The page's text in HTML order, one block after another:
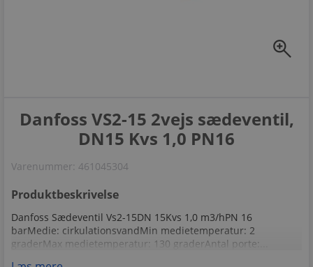
zoom_in
Danfoss VS2-15 2vejs sædeventil,
DN15 Kvs 1,0 PN16
Varenummer: 461045304
Produktbeskrivelse
Danfoss Sædeventil Vs2-15DN 15Kvs 1,0 m3/hPN 16
barMedie: cirkulationsvandMin medietemperatur: 2
graderMax medietemperatur: 130 graderAntal porte:...